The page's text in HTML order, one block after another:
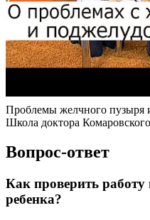
Проблемы желчного
Школа доктора Комаровского
Вопрос-ответ
Как проверить
ребенка?